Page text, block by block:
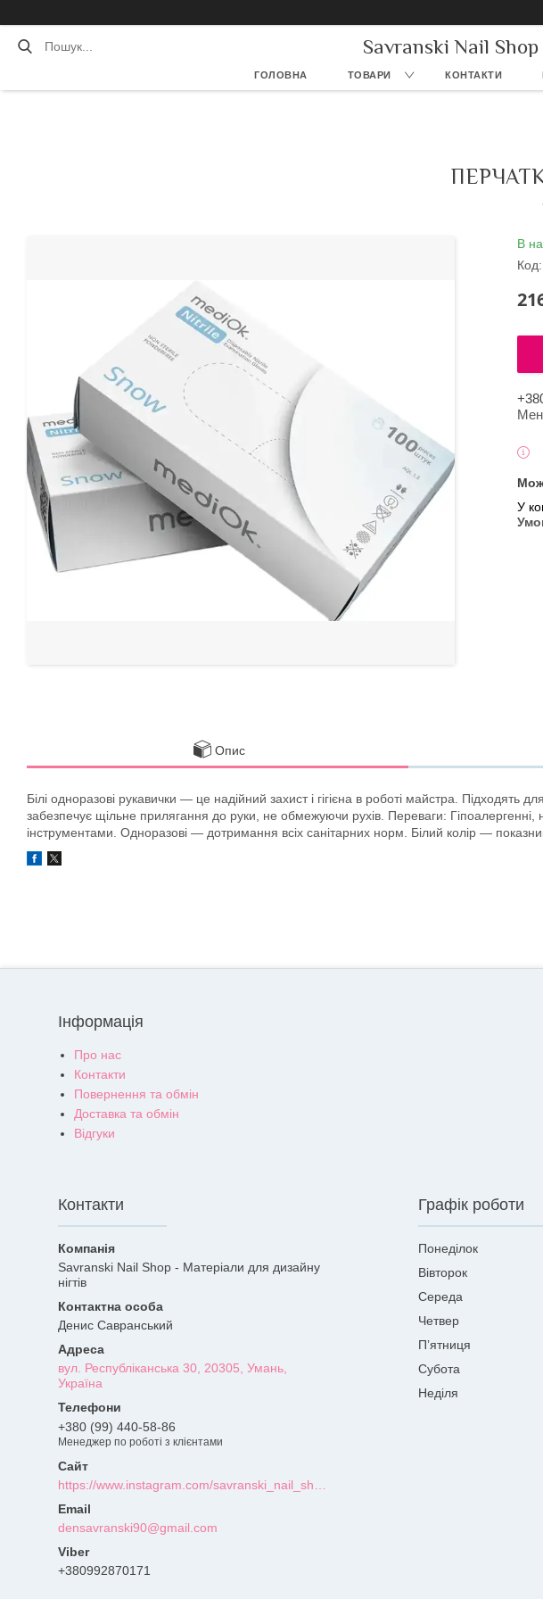
Savranski Nail
ГОЛОВНА ТОВАРИ КОНТАКТИ
В
Код:
У
Опис
Білі одноразові рукавички — це надійний захист і гігієна в роботі майстра.
забезпечує щільне прилягання до руки, не обмежуючи рухів. Переваги: Гіпоалергенні,
інструментами. Одноразові — дотримання всіх санітарних норм. Білий колір —
Інформація
Про нас
Контакти
Повернення та обмін
Доставка та обмін
Відгуки
Контакти
Savranski Nail Shop - Матеріали для дизайну
нігтів
Денис Савранський
вул. Республіканська 30, 20305, Умань,
Україна
+380 (99) 440-58-86
Менеджер по роботі з клієнтами
densavranski90@gmail.com
+380992870171
Графік роботи
Понеділок
Вівторок
Середа
Четвер
Пʼятниця
Субота
Неділя